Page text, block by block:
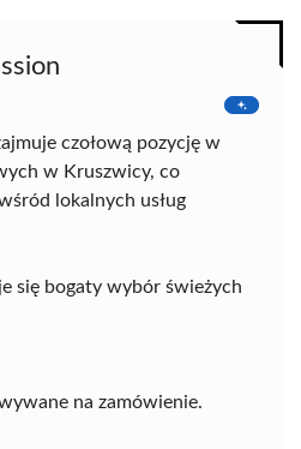
czołową pozycję w
w Kruszwicy, co
lokalnych usług
się bogaty wybór świeżych
na zamówienie.